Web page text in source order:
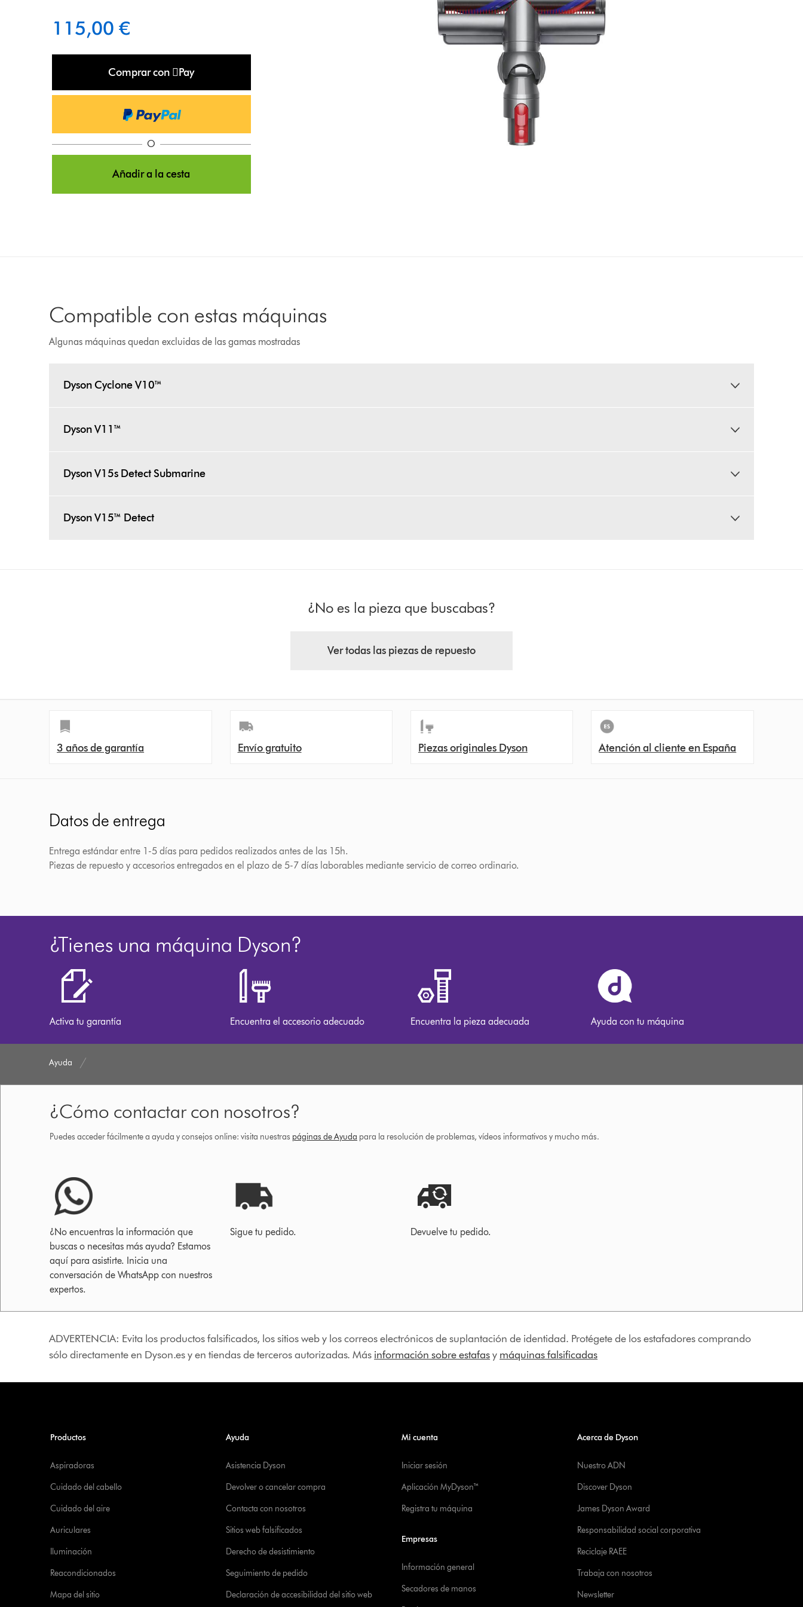
115,00 €
Comprar con Pay
O
Añadir a la cesta
Compatible con estas máquinas
Algunas máquinas quedan excluidas de las gamas mostradas
Dyson Cyclone V10™
Dyson V11™
Dyson V15s Detect Submarine
Dyson V15™ Detect
¿No es la pieza que buscabas?
Ver todas las piezas de repuesto
3 años de garantía Envío gratuito Piezas originales Dyson Atención al cliente en España
Datos de entrega
Entrega estándar entre 1-5 días para pedidos realizados antes de las 15h.
Piezas de repuesto y accesorios entregados en el plazo de 5-7 días laborables mediante servicio de correo ordinario.
¿Tienes una máquina Dyson?
Activa tu garantía Encuentra el accesorio adecuado Encuentra la pieza adecuada Ayuda con tu máquina
Ayuda
¿Cómo contactar con nosotros?
Puedes acceder fácilmente a ayuda y consejos online: visita nuestras páginas de Ayuda para la resolución de problemas, vídeos informativos y mucho más.
¿No encuentras la información que
buscas o necesitas más ayuda? Estamos
aquí para asistirte. Inicia una
conversación de WhatsApp con nuestros
expertos.
Sigue tu pedido. Devuelve tu pedido.
ADVERTENCIA: Evita los productos falsificados, los sitios web y los correos electrónicos de suplantación de identidad. Protégete de los estafadores comprando
sólo directamente en Dyson.es y en tiendas de terceros autorizadas. Más información sobre estafasy máquinas falsificadas
Productos
Aspiradoras
Cuidado del cabello
Cuidado del aire
Auriculares
Iluminación
Reacondicionados
Mapa del sitio
Ayuda
Asistencia Dyson
Devolver o cancelar compra
Contacta con nosotros
Sitios web falsificados
Derecho de desistimiento
Seguimiento de pedido
Declaración de accesibilidad del sitio web
Mi cuenta
Iniciar sesión
Aplicación MyDyson™
Registra tu máquina
Empresas
Información general
Secadores de manos
Acerca de Dyson
Nuestro ADN
Discover Dyson
James Dyson Award
Responsabilidad social corporativa
Reciclaje RAEE
Trabaja con nosotros
Newsletter